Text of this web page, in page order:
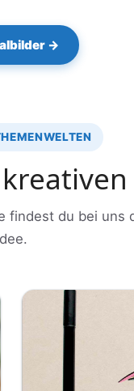
→
findest du bei uns